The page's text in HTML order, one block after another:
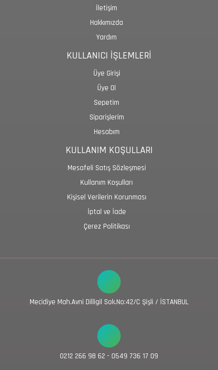
İletişim
Hakkımızda
Yardım
KULLANICI İŞLEMLERİ
Üye Girişi
Üye Ol
Sepetim
Siparişlerim
Hesabım
KULLANIM KOŞULLARI
Mesafeli Satış Sözleşmesi
Kullanım Koşulları
Kişisel Verilerin Korunması
İptal ve İade
Çerez Politikası
Mecidiye Mah.Avni Dilligil Sok.No:42/C Şişli / İSTANBUL
0212 266 98 62 - 0549 736 17 09